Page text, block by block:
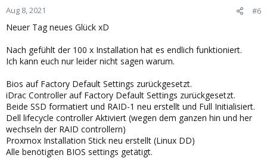
Aug 8, 2021 #6
Neuer Tag neues Glück xD
Nach gefühlt der 100 x Installation hat es endlich funktioniert.
Ich kann euch nur leider nicht sagen warum.
Bios auf Factory Default Settings zurückgesetzt.
iDrac Controller auf Factory Default Settings zurückgesetzt.
Beide SSD formatiert und RAID-1 neu erstellt und Full Initialisiert.
Dell lifecycle controller Aktiviert (wegen dem ganzen hin und her
wechseln der RAID controllern)
Proxmox Installation Stick neu erstellt (Linux DD)
Alle benötigten BIOS settings getätigt.